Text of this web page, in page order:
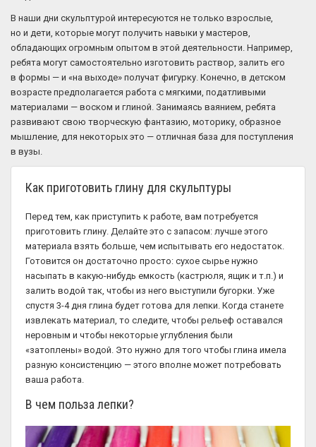
В наши дни скульптурой интересуются не только взрослые,
но и дети, которые могут получить навыки у мастеров,
обладающих огромным опытом в этой деятельности. Например,
ребята могут самостоятельно изготовить раствор, залить его
в формы — и «на выходе» получат фигурку. Конечно, в детском
возрасте предполагается работа с мягкими, податливыми
материалами — воском и глиной. Занимаясь ваянием, ребята
развивают свою творческую фантазию, моторику, образное
мышление, для некоторых это — отличная база для поступления
в вузы.
Как приготовить глину для скульптуры
Перед тем, как приступить к работе, вам потребуется
приготовить глину. Делайте это с запасом: лучше этого
материала взять больше, чем испытывать его недостаток.
Готовится он достаточно просто: сухое сырье нужно
насыпать в какую-нибудь емкость (кастрюля, ящик и т.п.) и
залить водой так, чтобы из него выступили бугорки. Уже
спустя 3-4 дня глина будет готова для лепки. Когда станете
извлекать материал, то следите, чтобы рельеф оставался
неровным и чтобы некоторые углубления были
«затоплены» водой. Это нужно для того чтобы глина имела
разную консистенцию — этого вполне может потребовать
ваша работа.
В чем польза лепки?